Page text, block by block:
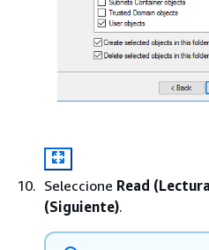
Seleccione Read
(Siguiente).